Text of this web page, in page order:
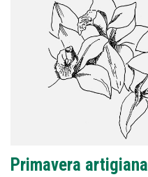
Primavera artigiana